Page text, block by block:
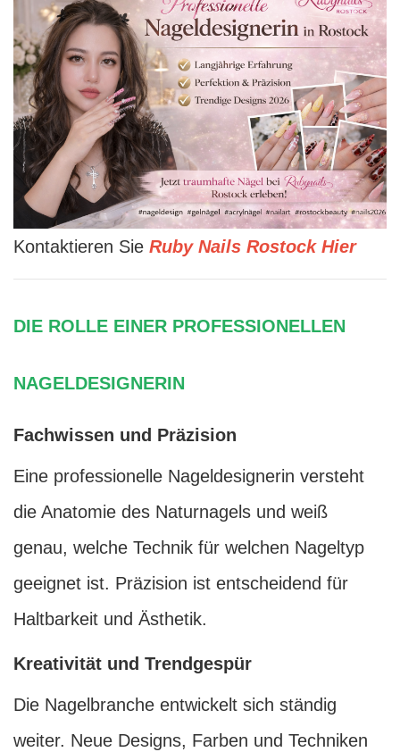
Kontaktieren Sie Ruby Nails Rostock Hier
DIE ROLLE EINER PROFESSIONELLEN
NAGELDESIGNERIN
Fachwissen und Präzision
Eine professionelle Nageldesignerin versteht
die Anatomie des Naturnagels und weiß
genau, welche Technik für welchen Nageltyp
geeignet ist. Präzision ist entscheidend für
Haltbarkeit und Ästhetik.
Kreativität und Trendgespür
Die Nagelbranche entwickelt sich ständig
weiter. Neue Designs, Farben und Techniken